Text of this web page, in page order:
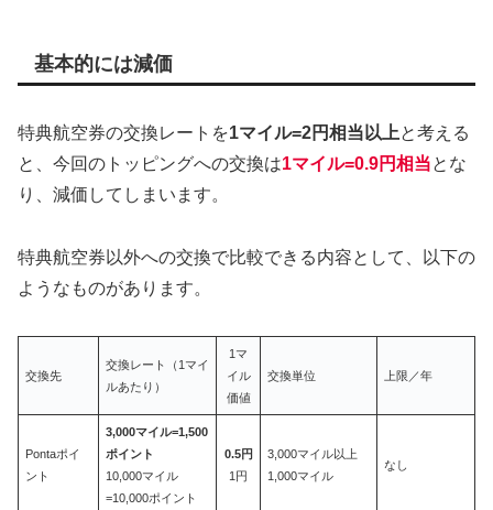
基本的には減価
特典航空券の交換レートを1マイル=2円相当以上と考える
と、今回のトッピングへの交換は1マイル=0.9円相当とな
り、減価してしまいます。
特典航空券以外への交換で比較できる内容として、以下の
ようなものがあります。
交換先
交換レート（1マイ
ルあたり）
1マ
イル
価値
交換単位 上限／年
Pontaポイ
ント
3,000マイル=1,500
ポイント
10,000マイル
=10,000ポイント
0.5円
1円
3,000マイル以上
1,000マイル
なし